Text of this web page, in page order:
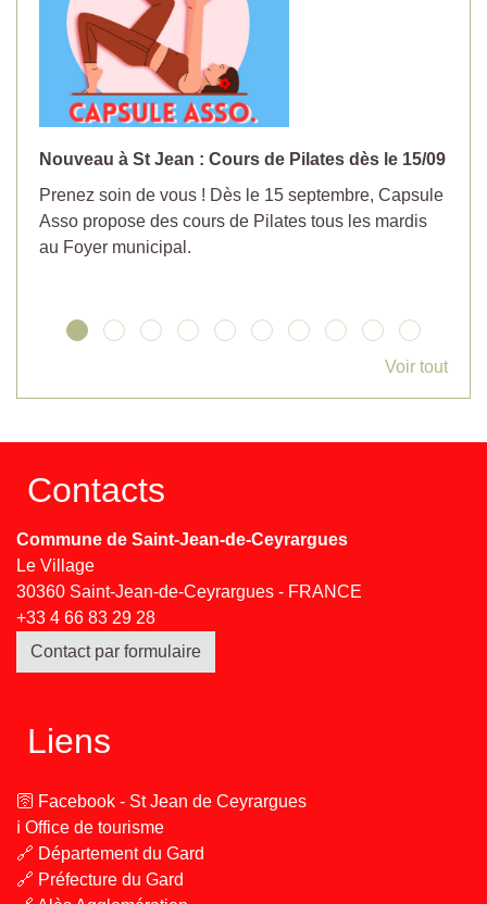
Nouveau à St Jean : Cours de Pilates dès le 15/09
Prenez soin de vous ! Dès le 15 septembre, Capsule
Asso propose des cours de Pilates tous les mardis
au Foyer municipal.
Voir tout
Contacts
Commune de Saint-Jean-de-Ceyrargues
Le Village
30360 Saint-Jean-de-Ceyrargues - FRANCE
+33 4 66 83 29 28
Contact par formulaire
Liens
🛜 Facebook - St Jean de Ceyrargues
ℹ️ Office de tourisme
🔗 Département du Gard
🔗 Préfecture du Gard